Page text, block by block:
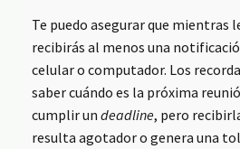
Te puedo asegurar que mientras
recibirás al menos una
celular o computador. Los
saber cuándo es la próxima
cumplir un deadline, pero
resulta agotador o genera una